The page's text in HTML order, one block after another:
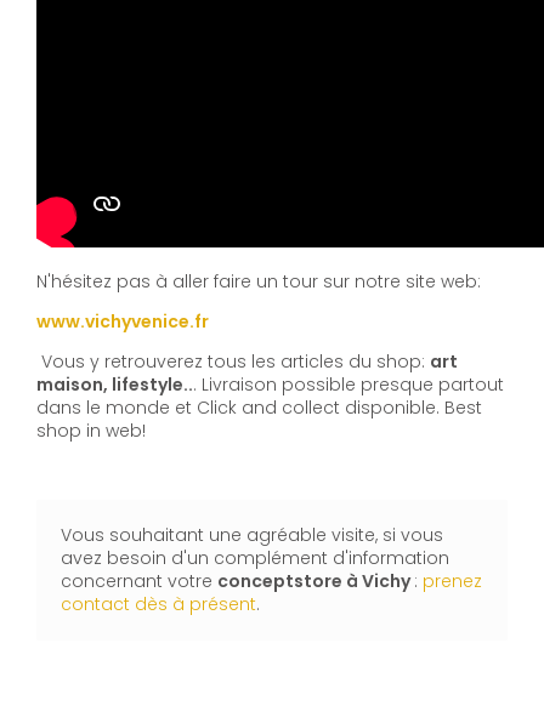
N'hésitez pas à aller faire un tour sur notre site web:
www.vichyvenice.fr
Vous y retrouverez tous les articles du shop: art
maison, lifestyle... Livraison possible presque partout
dans le monde et Click and collect disponible. Best
shop in web!
Vous souhaitant une agréable visite, si vous
avez besoin d'un complément d'information
concernant votre conceptstore à Vichy: prenez
contact dès à présent.